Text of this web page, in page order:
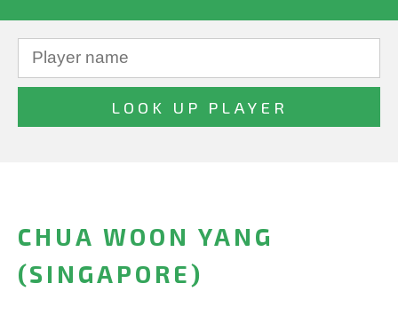
CHUA WOON YANG
(SINGAPORE)